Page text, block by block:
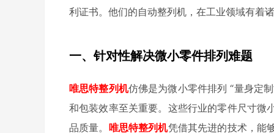
利证书。他们的自动整列机，在工业领域有着
一、针对性解决微小零件排列难题
唯思特整列机仿佛是为微小零件排列 “量身定
和包装效率至关重要。这些行业的零件尺寸微
品质量。 唯思特整列机凭借其先进的技术，能